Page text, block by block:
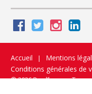
Accueil | Mentions
Conditions générales de
© 2026 Prud’homme